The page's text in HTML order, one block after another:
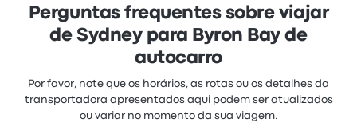
Perguntas frequentes sobre viajar
de Sydney para Byron Bay de
autocarro
Por favor, note que os horários, as rotas ou os detalhes da
transportadora apresentados aqui podem ser atualizados
ou variar no momento da sua viagem.